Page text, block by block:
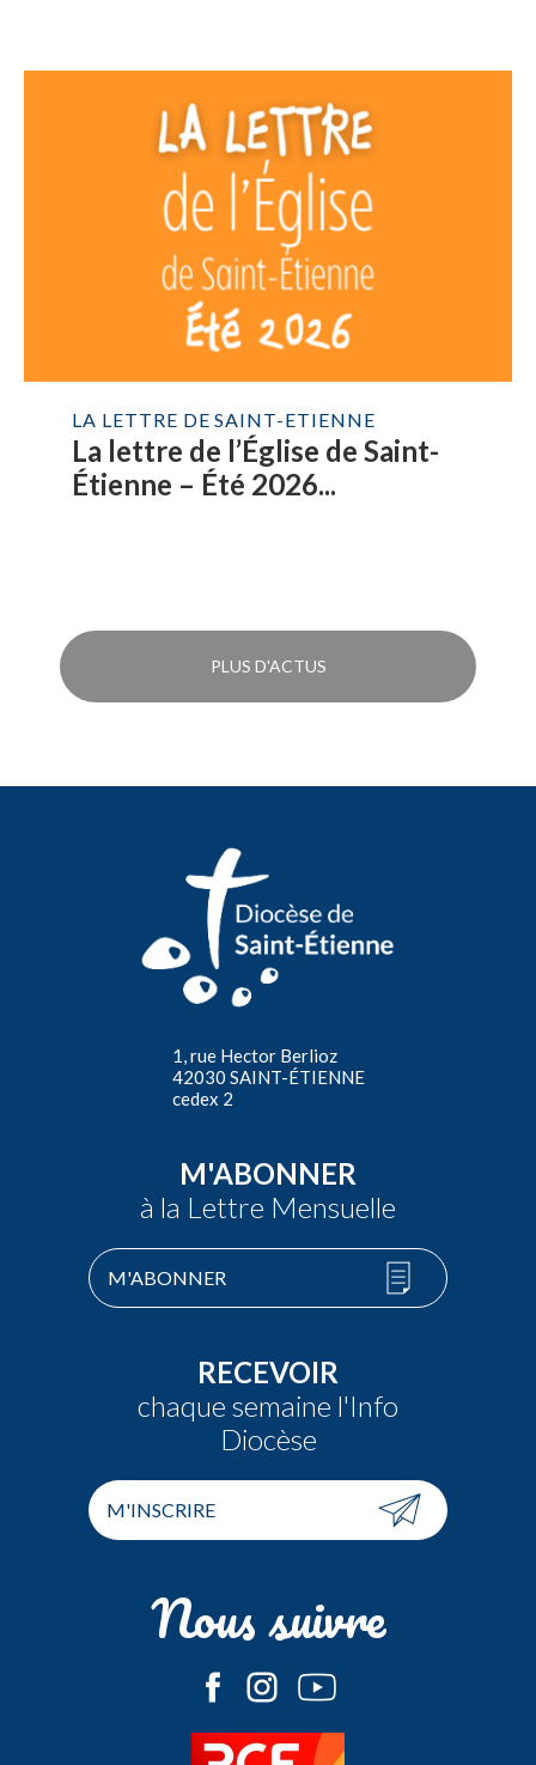
LA LETTRE DE SAINT-ETIENNE
La lettre de l’Église de Saint-
Étienne – Été 2026...
PLUS D'ACTUS
1, rue Hector Berlioz
42030 SAINT-ÉTIENNE
cedex 2
M'ABONNER
à la Lettre Mensuelle
M'ABONNER
RECEVOIR
chaque semaine l'Info
Diocèse
M'INSCRIRE
Nous suivre